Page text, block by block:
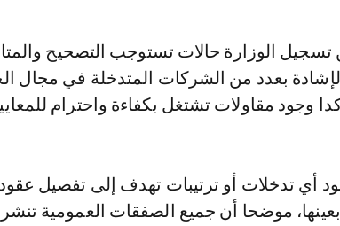
الوزارة حالات تستوجب التصحيح
بعدد من الشركات المتدخلة في مجال
وجود مقاولات تشتغل بكفاءة واحترام
أي تدخلات أو ترتيبات تهدف إلى تفصيل
موضحا أن جميع الصفقات العمومية تنشر